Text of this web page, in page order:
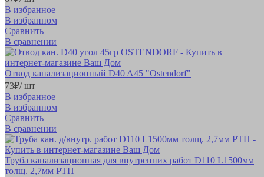
В избранное
В избранном
Сравнить
В сравнении
Отвод канализационный D40 A45 "Ostendorf"
73₽/ шт
В избранное
В избранном
Сравнить
В сравнении
Труба канализационная для внутренних работ D110 L1500мм
толщ. 2,7мм РТП